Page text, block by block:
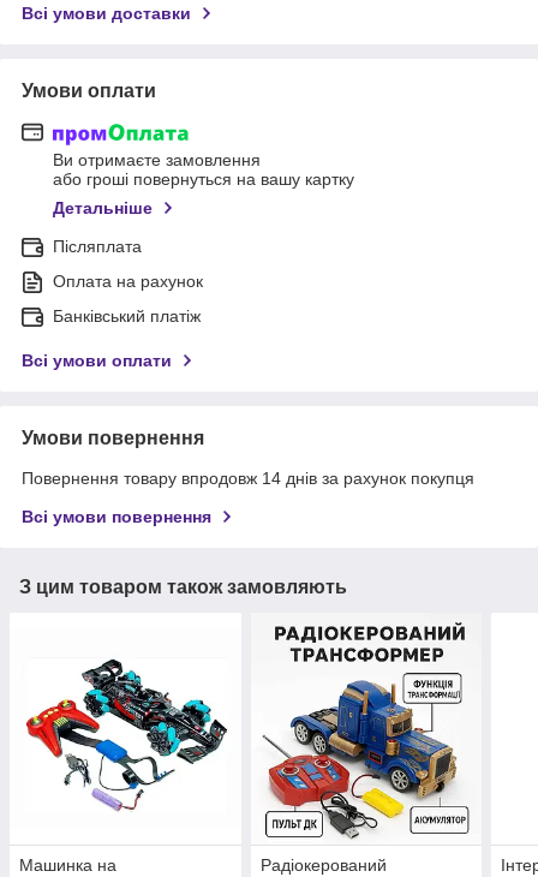
Всі умови доставки
Умови оплати
Ви отримаєте замовлення
або гроші повернуться на вашу картку
Детальніше
Післяплата
Оплата на рахунок
Банківський платіж
Всі умови оплати
Умови повернення
Повернення товару впродовж 14 днів за рахунок покупця
Всі умови повернення
З цим товаром також замовляють
Машинка на
Радіокерований